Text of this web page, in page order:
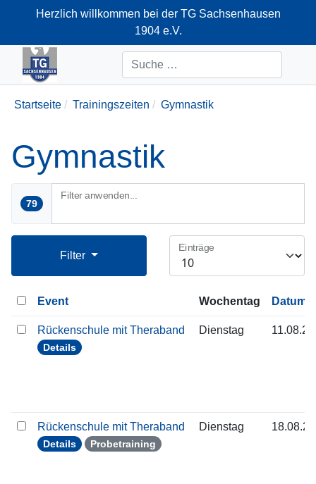
Herzlich willkommen bei der TG Sachsenhausen
1904 e.V.
+49-69-66374712
Suchen
Startseite Trainingszeiten Gymnastik
Gymnastik
79
Filter anwenden...
Filter
Einträge
Event Wochentag Datum
Rückenschule mit Theraband
Details
Dienstag
Rückenschule mit Theraband
Details Probetraining
Dienstag